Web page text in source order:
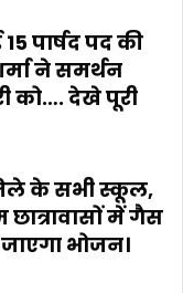
15 पार्षद पद की
ने समर्थन
को…. देखे पूरी
के सभी स्कूल,
में गैस
भोजन।